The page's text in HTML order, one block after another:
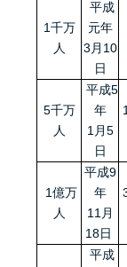
1千万
人
平成
元年
3月10
日
5千万
人
平成5
年
1月5
日
1億万
人
平成9
年
11月
18日
平成